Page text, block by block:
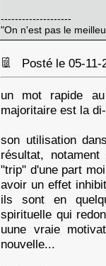
--------------------
"On n'est pas le
Posté le 05-11-
un mot rapide
majoritaire est la
son utilisation
résultat,
"trip" d'une part
avoir un effet
ils sont en
spirituelle qui
uune vraie
nouvelle...